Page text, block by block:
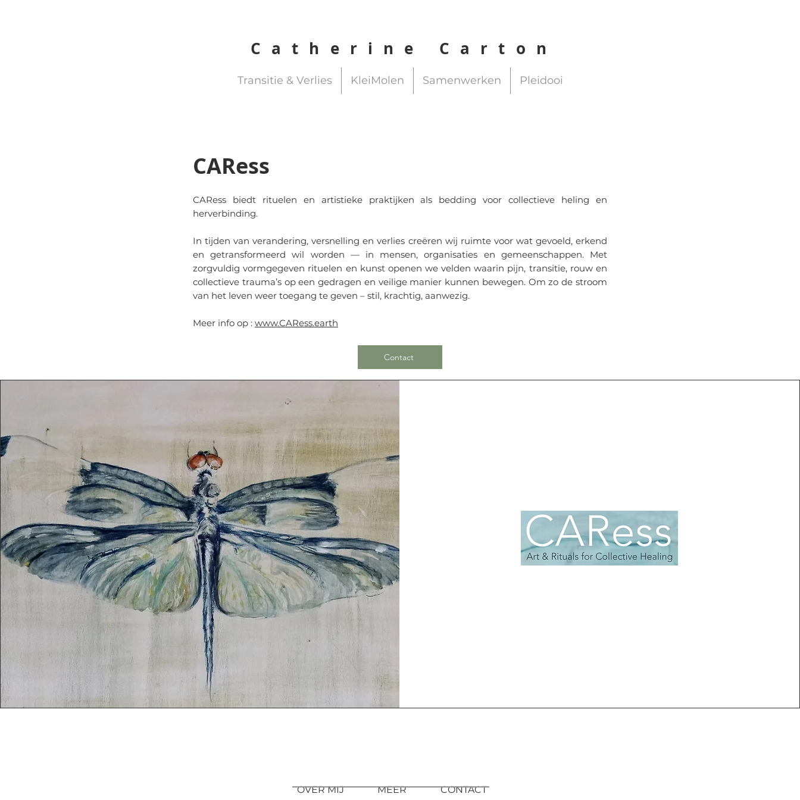
Catherine Carton
Transitie & Verlies KleiMolen Samenwerken Pleidooi
CARess
CARess biedt rituelen en artistieke praktijken als bedding voor collectieve heling en
herverbinding.
In tijden van verandering, versnelling en verlies creëren wij ruimte voor wat gevoeld, erkend
en getransformeerd wil worden — in mensen, organisaties en gemeenschappen. Met
zorgvuldig vormgegeven rituelen en kunst openen we velden waarin pijn, transitie, rouw en
collectieve trauma’s op een gedragen en veilige manier kunnen bewegen. Om zo de stroom
van het leven weer toegang te geven – stil, krachtig, aanwezig.
Meer info op : www.CARess.earth
Contact
OVER MIJ MEER CONTACT